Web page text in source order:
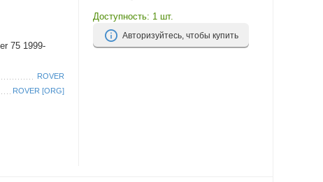
75 1999-
ROVER
ROVER [ORG]
Доступность: 1 шт.
Авторизуйтесь, чтобы купить